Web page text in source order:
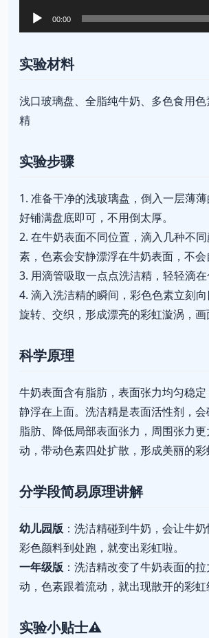
00:00
实验材料
浅口玻璃盘、全脂纯牛奶、多色食用
精
实验步骤
1. 准备干净的浅玻璃盘，倒入一层薄
好铺满盘底即可，不用倒太厚。
2. 在牛奶表面不同位置，滴入几种不
素，色素会安静漂浮在牛奶表面，不会
3. 用滴管吸取一点点洗洁精，轻轻滴在
4. 滴入洗洁精的瞬间，彩色色素立刻向
旋转、交织，形成漂亮的彩虹漩涡，画
科学原理
牛奶表面含有脂肪，表面张力均匀稳
静浮在上面。洗洁精是表面活性剂，
脂肪、降低局部表面张力，周围张力
动，带动色素四处扩散，形成美丽的彩
分学段简易原理讲解
幼儿园版 ：洗洁精碰到牛奶，会让牛
彩色颜料到处跑，就变出彩虹啦。
一年级版 ：洗洁精改变了牛奶表面的
动，色素跟着流动，就出现散开的彩虹
实验小贴士⚠️